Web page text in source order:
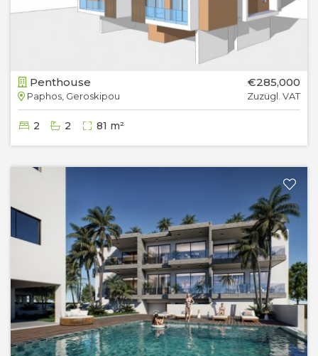
Penthouse
Paphos, Geroskipou
€285,000
Zuzügl. VAT
2 2 81 m²